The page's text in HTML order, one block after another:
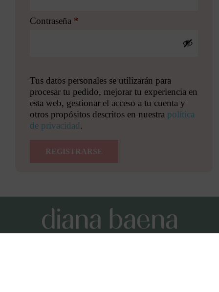
Contraseña *
Tus datos personales se utilizarán para
procesar tu pedido, mejorar tu experiencia en
esta web, gestionar el acceso a tu cuenta y
otros propósitos descritos en nuestra política
de privacidad.
REGISTRARSE